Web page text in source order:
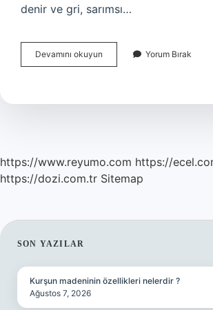
denir ve gri, sarımsı…
Devamını okuyun
Kaç
Bite
Yorum Bırak
https://www.reyumo.com https://
https://dozi.com.tr Sitemap
SIDEBAR
SON YAZILAR
Kurşun madeninin özellikleri nelerdir ?
Ağustos 7, 2026